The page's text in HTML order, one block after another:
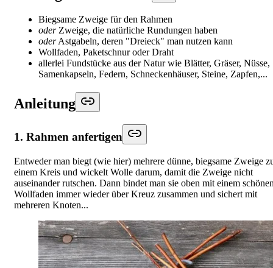
Biegsame Zweige für den Rahmen
oderZweige, die natürliche Rundungen haben
oderAstgabeln, deren "Dreieck" man nutzen kann
Wollfaden, Paketschnur oder Draht
allerlei Fundstücke aus der Natur wie Blätter, Gräser, Nüsse,
Samenkapseln, Federn, Schneckenhäuser, Steine, Zapfen,...
Anleitung
1. Rahmen anfertigen
Entweder man biegt (wie hier) mehrere dünne, biegsame Zweige
einem Kreis und wickelt Wolle darum, damit die Zweige nicht
auseinander rutschen. Dann bindet man sie oben mit einem
Wollfaden immer wieder über Kreuz zusammen und sichert mit
mehreren Knoten...